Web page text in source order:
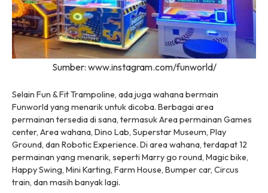
Sumber: www.instagram.com/funworld/
Selain Fun & Fit Trampoline, ada juga wahana bermain
Funworld yang menarik untuk dicoba. Berbagai area
permainan tersedia di sana, termasuk Area permainan Games
center, Area wahana, Dino Lab, Superstar Museum, Play
Ground, dan Robotic Experience. Di area wahana, terdapat 12
permainan yang menarik, seperti Marry go round, Magic bike,
Happy Swing, Mini Karting, Farm House, Bumper car, Circus
train, dan masih banyak lagi.